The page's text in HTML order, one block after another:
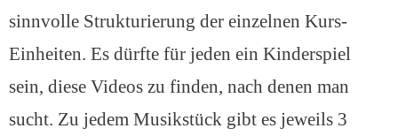
sinnvolle Strukturierung der einzelnen Kurs-
Einheiten. Es dürfte für jeden ein Kinderspiel
sein, diese Videos zu finden, nach denen man
sucht. Zu jedem Musikstück gibt es jeweils 3